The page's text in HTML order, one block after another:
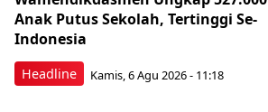
Headline
Anak Putus Sekolah, Tertinggi Se-
Indonesia
Kamis, 6 Agu 2026 - 11:18